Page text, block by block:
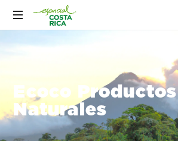
Ecoco Productos
Naturales